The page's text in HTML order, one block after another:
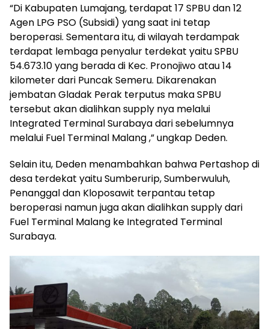
“Di Kabupaten Lumajang, terdapat 17 SPBU dan 12
Agen LPG PSO (Subsidi) yang saat ini tetap
beroperasi. Sementara itu, di wilayah terdampak
terdapat lembaga penyalur terdekat yaitu SPBU
54.673.10 yang berada di Kec. Pronojiwo atau 14
kilometer dari Puncak Semeru. Dikarenakan
jembatan Gladak Perak terputus maka SPBU
tersebut akan dialihkan supply nya melalui
Integrated Terminal Surabaya dari sebelumnya
melalui Fuel Terminal Malang ,” ungkap Deden.
Selain itu, Deden menambahkan bahwa Pertashop di
desa terdekat yaitu Sumberurip, Sumberwuluh,
Penanggal dan Kloposawit terpantau tetap
beroperasi namun juga akan dialihkan supply dari
Fuel Terminal Malang ke Integrated Terminal
Surabaya.